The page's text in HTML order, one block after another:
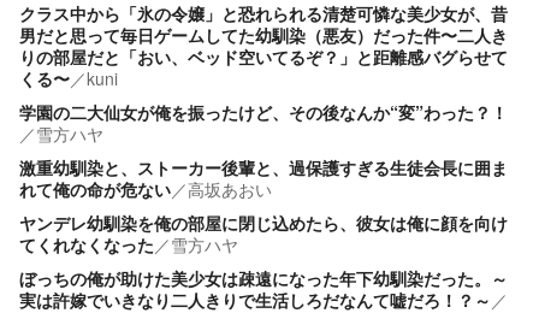
クラス中から「氷の令嬢」と恐れられる清楚可憐な美少女が、昔
男だと思って毎日ゲームしてた幼馴染（悪友）だった件〜二人き
りの部屋だと「おい、ベッド空いてるぞ？」と距離感バグらせて
くる〜／kuni
学園の二大仙女が俺を振ったけど、その後なんか“変”わった？！
／雪方ハヤ
激重幼馴染と、ストーカー後輩と、過保護すぎる生徒会長に囲ま
れて俺の命が危ない／高坂あおい
ヤンデレ幼馴染を俺の部屋に閉じ込めたら、彼女は俺に顔を向け
てくれなくなった／雪方ハヤ
ぼっちの俺が助けた美少女は疎遠になった年下幼馴染だった。～
実は許嫁でいきなり二人きりで生活しろだなんて嘘だろ！？～ ／